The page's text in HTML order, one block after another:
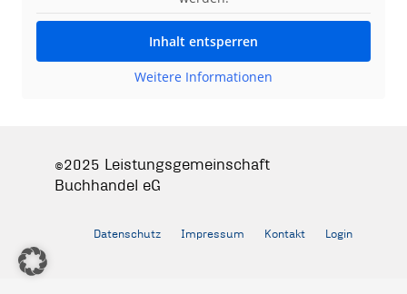
Inhalt entsperren
Weitere Informationen
©2025 Leistungsgemeinschaft
Buchhandel eG
Datenschutz Impressum Kontakt Login